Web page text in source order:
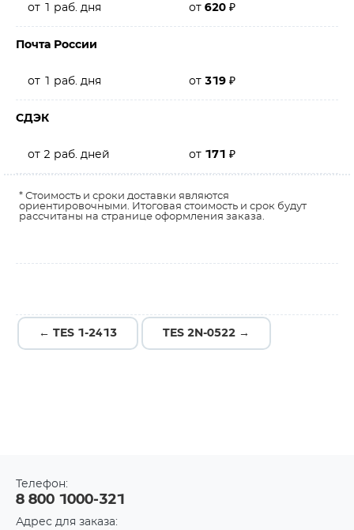
от 1 раб. дня от 620 ₽
Почта России
от 1 раб. дня от 319 ₽
СДЭК
от 2 раб. дней от 171 ₽
* Стоимость и сроки доставки являются
ориентировочными. Итоговая стоимость и срок будут
рассчитаны на странице оформления заказа.
← TES 1-2413 TES 2N-0522 →
Телефон:
8 800 1000-321
Адрес для заказа: